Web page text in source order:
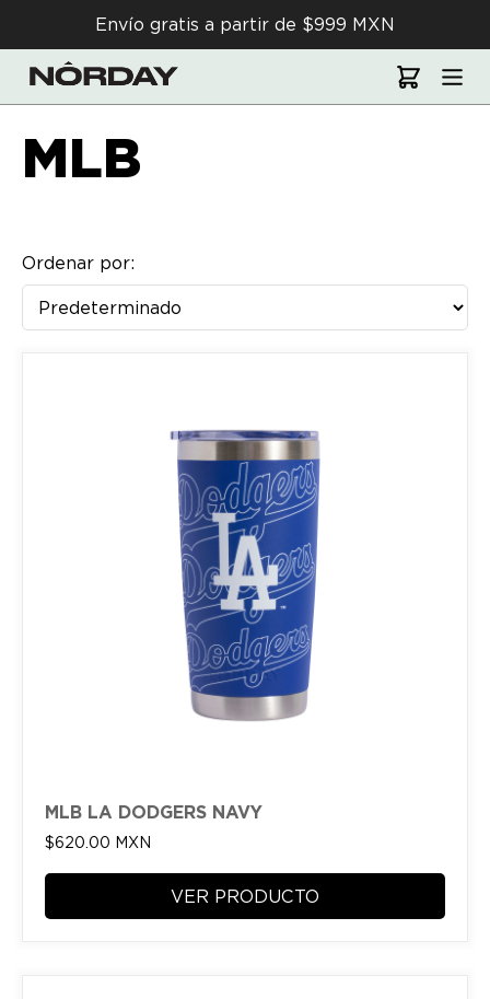
Envío gratis a partir de $999 MXN
MLB
Ordenar por:
MLB LA DODGERS NAVY
$620.00 MXN
VER PRODUCTO